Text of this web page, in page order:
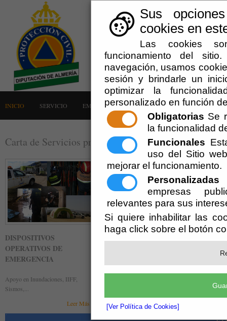
Sus
cookies en
Las cookies
funcionamiento del
navegación, usamos
sesión y brindarle un
optimizar la
personalizado en función
Obligatorias Se
la funcionalidad
Funcionales
uso del Sitio
mejorar el funcionamiento.
Personalizadas
empresas
relevantes para sus
Si quiere inhabilitar las
haga click sobre el botón
[Ver Política de Cookies]
INICIO SERVICIO EMERGENCIAS LA AGRUPACIÓN AVISOS
Carta de Servicios prestados a las entidades locales
DISPOSITIVOS
OPERATIVOS DE
EMERGENCIA
Apoyo en Inundaciones, IIFF,
Sismos,...
Leer Más »
BÚSQUEDA Y RESCATE